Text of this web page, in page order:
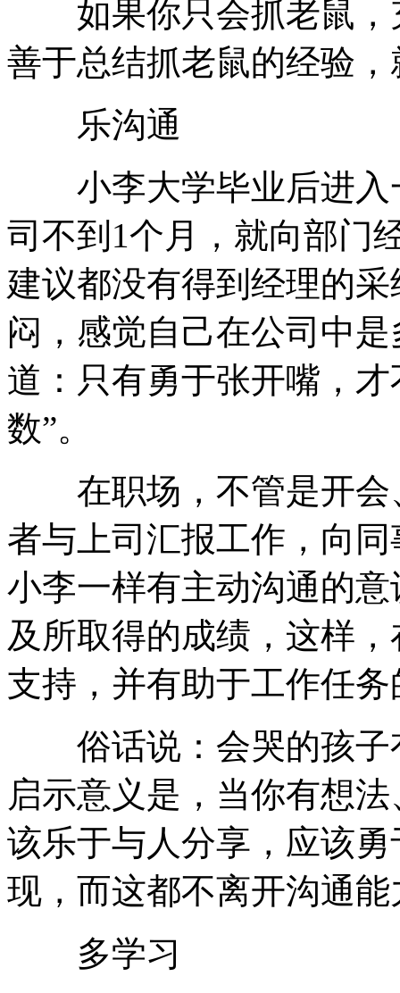
如果你只会抓老鼠，
善于总结抓老鼠的经验
乐沟通
小李大学毕业后进入
司不到1个月，就向部门
建议都没有得到经理的
闷，感觉自己在公司中
道：只有勇于张开嘴，
数”。
在职场，不管是开会
者与上司汇报工作，向
小李一样有主动沟通的
及所取得的成绩，这样
支持，并有助于工作任
俗话说：会哭的孩子
启示意义是，当你有想
该乐于与人分享，应该
现，而这都不离开沟通能
多学习